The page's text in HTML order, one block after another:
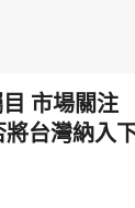
市場關注
台灣納入